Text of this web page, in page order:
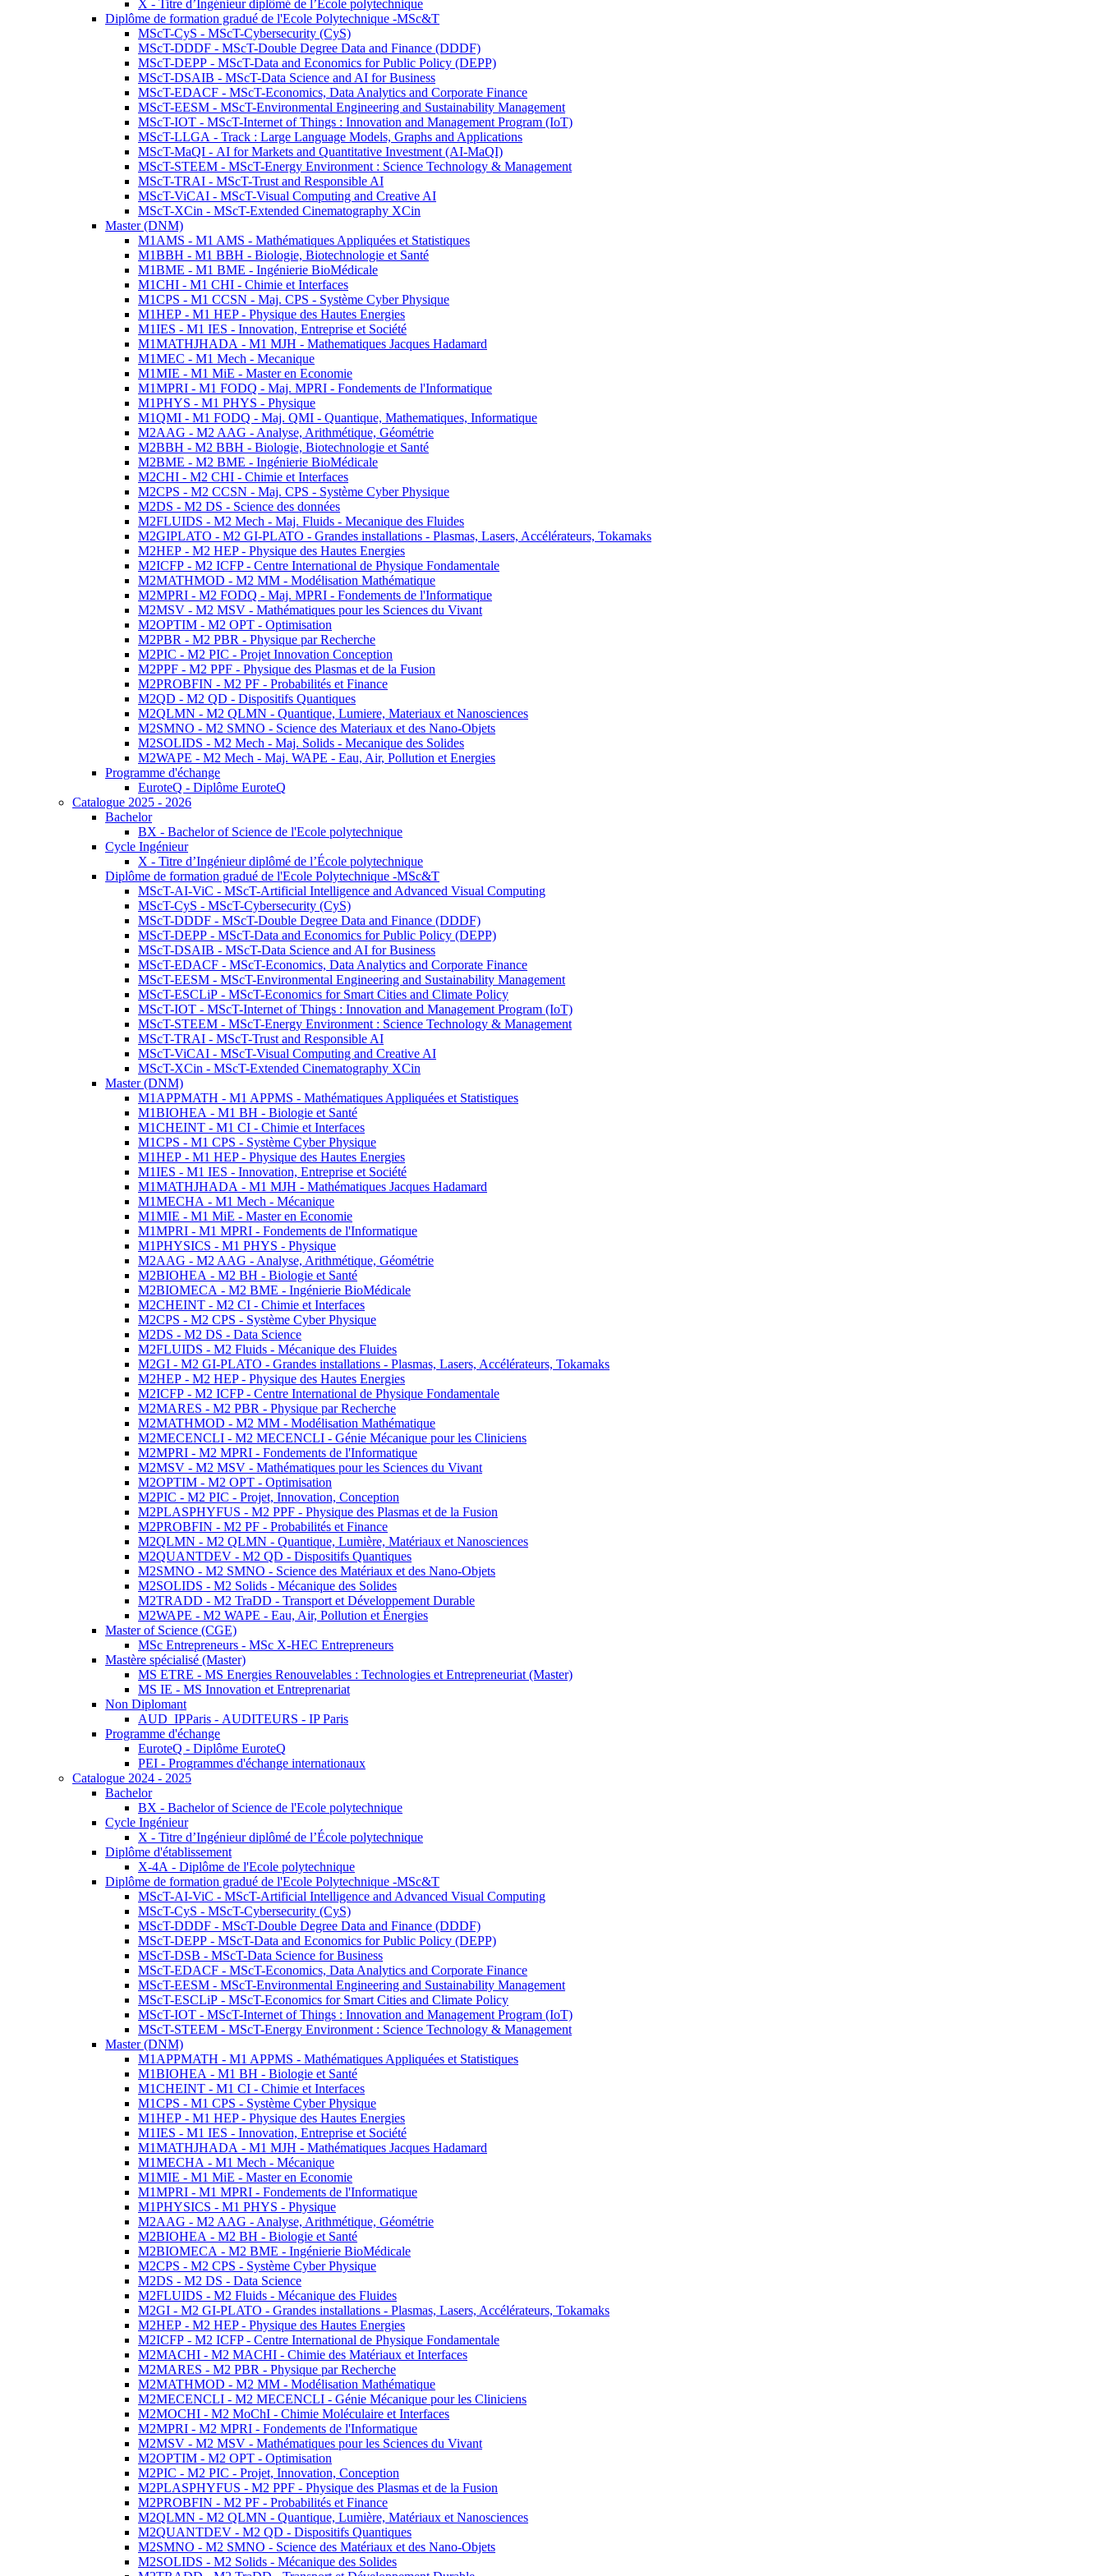
X - Titre d’Ingénieur diplômé de l’École polytechnique
Diplôme de formation gradué de l'Ecole Polytechnique -MSc&T
MScT-CyS - MScT-Cybersecurity (CyS)
MScT-DDDF - MScT-Double Degree Data and Finance (DDDF)
MScT-DEPP - MScT-Data and Economics for Public Policy (DEPP)
MScT-DSAIB - MScT-Data Science and AI for Business
MScT-EDACF - MScT-Economics, Data Analytics and Corporate Finance
MScT-EESM - MScT-Environmental Engineering and Sustainability Management
MScT-IOT - MScT-Internet of Things : Innovation and Management Program (IoT)
MScT-LLGA - Track : Large Language Models, Graphs and Applications
MScT-MaQI - AI for Markets and Quantitative Investment (AI-MaQI)
MScT-STEEM - MScT-Energy Environment : Science Technology & Management
MScT-TRAI - MScT-Trust and Responsible AI
MScT-ViCAI - MScT-Visual Computing and Creative AI
MScT-XCin - MScT-Extended Cinematography XCin
Master (DNM)
M1AMS - M1 AMS - Mathématiques Appliquées et Statistiques
M1BBH - M1 BBH - Biologie, Biotechnologie et Santé
M1BME - M1 BME - Ingénierie BioMédicale
M1CHI - M1 CHI - Chimie et Interfaces
M1CPS - M1 CCSN - Maj. CPS - Système Cyber Physique
M1HEP - M1 HEP - Physique des Hautes Energies
M1IES - M1 IES - Innovation, Entreprise et Société
M1MATHJHADA - M1 MJH - Mathematiques Jacques Hadamard
M1MEC - M1 Mech - Mecanique
M1MIE - M1 MiE - Master en Economie
M1MPRI - M1 FODQ - Maj. MPRI - Fondements de l'Informatique
M1PHYS - M1 PHYS - Physique
M1QMI - M1 FODQ - Maj. QMI - Quantique, Mathematiques, Informatique
M2AAG - M2 AAG - Analyse, Arithmétique, Géométrie
M2BBH - M2 BBH - Biologie, Biotechnologie et Santé
M2BME - M2 BME - Ingénierie BioMédicale
M2CHI - M2 CHI - Chimie et Interfaces
M2CPS - M2 CCSN - Maj. CPS - Système Cyber Physique
M2DS - M2 DS - Science des données
M2FLUIDS - M2 Mech - Maj. Fluids - Mecanique des Fluides
M2GIPLATO - M2 GI-PLATO - Grandes installations - Plasmas, Lasers, Accélérateurs, Tokamaks
M2HEP - M2 HEP - Physique des Hautes Energies
M2ICFP - M2 ICFP - Centre International de Physique Fondamentale
M2MATHMOD - M2 MM - Modélisation Mathématique
M2MPRI - M2 FODQ - Maj. MPRI - Fondements de l'Informatique
M2MSV - M2 MSV - Mathématiques pour les Sciences du Vivant
M2OPTIM - M2 OPT - Optimisation
M2PBR - M2 PBR - Physique par Recherche
M2PIC - M2 PIC - Projet Innovation Conception
M2PPF - M2 PPF - Physique des Plasmas et de la Fusion
M2PROBFIN - M2 PF - Probabilités et Finance
M2QD - M2 QD - Dispositifs Quantiques
M2QLMN - M2 QLMN - Quantique, Lumiere, Materiaux et Nanosciences
M2SMNO - M2 SMNO - Science des Materiaux et des Nano-Objets
M2SOLIDS - M2 Mech - Maj. Solids - Mecanique des Solides
M2WAPE - M2 Mech - Maj. WAPE - Eau, Air, Pollution et Energies
Programme d'échange
EuroteQ - Diplôme EuroteQ
Catalogue 2025 - 2026
Bachelor
BX - Bachelor of Science de l'Ecole polytechnique
Cycle Ingénieur
X - Titre d’Ingénieur diplômé de l’École polytechnique
Diplôme de formation gradué de l'Ecole Polytechnique -MSc&T
MScT-AI-ViC - MScT-Artificial Intelligence and Advanced Visual Computing
MScT-CyS - MScT-Cybersecurity (CyS)
MScT-DDDF - MScT-Double Degree Data and Finance (DDDF)
MScT-DEPP - MScT-Data and Economics for Public Policy (DEPP)
MScT-DSAIB - MScT-Data Science and AI for Business
MScT-EDACF - MScT-Economics, Data Analytics and Corporate Finance
MScT-EESM - MScT-Environmental Engineering and Sustainability Management
MScT-ESCLiP - MScT-Economics for Smart Cities and Climate Policy
MScT-IOT - MScT-Internet of Things : Innovation and Management Program (IoT)
MScT-STEEM - MScT-Energy Environment : Science Technology & Management
MScT-TRAI - MScT-Trust and Responsible AI
MScT-ViCAI - MScT-Visual Computing and Creative AI
MScT-XCin - MScT-Extended Cinematography XCin
Master (DNM)
M1APPMATH - M1 APPMS - Mathématiques Appliquées et Statistiques
M1BIOHEA - M1 BH - Biologie et Santé
M1CHEINT - M1 CI - Chimie et Interfaces
M1CPS - M1 CPS - Système Cyber Physique
M1HEP - M1 HEP - Physique des Hautes Energies
M1IES - M1 IES - Innovation, Entreprise et Société
M1MATHJHADA - M1 MJH - Mathématiques Jacques Hadamard
M1MECHA - M1 Mech - Mécanique
M1MIE - M1 MiE - Master en Economie
M1MPRI - M1 MPRI - Fondements de l'Informatique
M1PHYSICS - M1 PHYS - Physique
M2AAG - M2 AAG - Analyse, Arithmétique, Géométrie
M2BIOHEA - M2 BH - Biologie et Santé
M2BIOMECA - M2 BME - Ingénierie BioMédicale
M2CHEINT - M2 CI - Chimie et Interfaces
M2CPS - M2 CPS - Système Cyber Physique
M2DS - M2 DS - Data Science
M2FLUIDS - M2 Fluids - Mécanique des Fluides
M2GI - M2 GI-PLATO - Grandes installations - Plasmas, Lasers, Accélérateurs, Tokamaks
M2HEP - M2 HEP - Physique des Hautes Energies
M2ICFP - M2 ICFP - Centre International de Physique Fondamentale
M2MARES - M2 PBR - Physique par Recherche
M2MATHMOD - M2 MM - Modélisation Mathématique
M2MECENCLI - M2 MECENCLI - Génie Mécanique pour les Cliniciens
M2MPRI - M2 MPRI - Fondements de l'Informatique
M2MSV - M2 MSV - Mathématiques pour les Sciences du Vivant
M2OPTIM - M2 OPT - Optimisation
M2PIC - M2 PIC - Projet, Innovation, Conception
M2PLASPHYFUS - M2 PPF - Physique des Plasmas et de la Fusion
M2PROBFIN - M2 PF - Probabilités et Finance
M2QLMN - M2 QLMN - Quantique, Lumière, Matériaux et Nanosciences
M2QUANTDEV - M2 QD - Dispositifs Quantiques
M2SMNO - M2 SMNO - Science des Matériaux et des Nano-Objets
M2SOLIDS - M2 Solids - Mécanique des Solides
M2TRADD - M2 TraDD - Transport et Développement Durable
M2WAPE - M2 WAPE - Eau, Air, Pollution et Énergies
Master of Science (CGE)
MSc Entrepreneurs - MSc X-HEC Entrepreneurs
Mastère spécialisé (Master)
MS ETRE - MS Energies Renouvelables : Technologies et Entrepreneuriat (Master)
MS IE - MS Innovation et Entreprenariat
Non Diplomant
AUD_IPParis - AUDITEURS - IP Paris
Programme d'échange
EuroteQ - Diplôme EuroteQ
PEI - Programmes d'échange internationaux
Catalogue 2024 - 2025
Bachelor
BX - Bachelor of Science de l'Ecole polytechnique
Cycle Ingénieur
X - Titre d’Ingénieur diplômé de l’École polytechnique
Diplôme d'établissement
X-4A - Diplôme de l'Ecole polytechnique
Diplôme de formation gradué de l'Ecole Polytechnique -MSc&T
MScT-AI-ViC - MScT-Artificial Intelligence and Advanced Visual Computing
MScT-CyS - MScT-Cybersecurity (CyS)
MScT-DDDF - MScT-Double Degree Data and Finance (DDDF)
MScT-DEPP - MScT-Data and Economics for Public Policy (DEPP)
MScT-DSB - MScT-Data Science for Business
MScT-EDACF - MScT-Economics, Data Analytics and Corporate Finance
MScT-EESM - MScT-Environmental Engineering and Sustainability Management
MScT-ESCLiP - MScT-Economics for Smart Cities and Climate Policy
MScT-IOT - MScT-Internet of Things : Innovation and Management Program (IoT)
MScT-STEEM - MScT-Energy Environment : Science Technology & Management
Master (DNM)
M1APPMATH - M1 APPMS - Mathématiques Appliquées et Statistiques
M1BIOHEA - M1 BH - Biologie et Santé
M1CHEINT - M1 CI - Chimie et Interfaces
M1CPS - M1 CPS - Système Cyber Physique
M1HEP - M1 HEP - Physique des Hautes Energies
M1IES - M1 IES - Innovation, Entreprise et Société
M1MATHJHADA - M1 MJH - Mathématiques Jacques Hadamard
M1MECHA - M1 Mech - Mécanique
M1MIE - M1 MiE - Master en Economie
M1MPRI - M1 MPRI - Fondements de l'Informatique
M1PHYSICS - M1 PHYS - Physique
M2AAG - M2 AAG - Analyse, Arithmétique, Géométrie
M2BIOHEA - M2 BH - Biologie et Santé
M2BIOMECA - M2 BME - Ingénierie BioMédicale
M2CPS - M2 CPS - Système Cyber Physique
M2DS - M2 DS - Data Science
M2FLUIDS - M2 Fluids - Mécanique des Fluides
M2GI - M2 GI-PLATO - Grandes installations - Plasmas, Lasers, Accélérateurs, Tokamaks
M2HEP - M2 HEP - Physique des Hautes Energies
M2ICFP - M2 ICFP - Centre International de Physique Fondamentale
M2MACHI - M2 MACHI - Chimie des Matériaux et Interfaces
M2MARES - M2 PBR - Physique par Recherche
M2MATHMOD - M2 MM - Modélisation Mathématique
M2MECENCLI - M2 MECENCLI - Génie Mécanique pour les Cliniciens
M2MOCHI - M2 MoChI - Chimie Moléculaire et Interfaces
M2MPRI - M2 MPRI - Fondements de l'Informatique
M2MSV - M2 MSV - Mathématiques pour les Sciences du Vivant
M2OPTIM - M2 OPT - Optimisation
M2PIC - M2 PIC - Projet, Innovation, Conception
M2PLASPHYFUS - M2 PPF - Physique des Plasmas et de la Fusion
M2PROBFIN - M2 PF - Probabilités et Finance
M2QLMN - M2 QLMN - Quantique, Lumière, Matériaux et Nanosciences
M2QUANTDEV - M2 QD - Dispositifs Quantiques
M2SMNO - M2 SMNO - Science des Matériaux et des Nano-Objets
M2SOLIDS - M2 Solids - Mécanique des Solides